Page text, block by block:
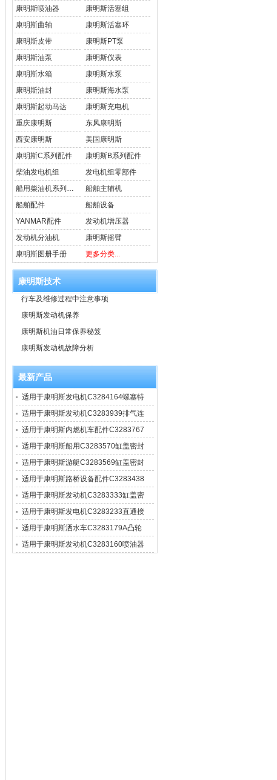
康明斯喷油器
康明斯活塞组
康明斯曲轴
康明斯活塞环
康明斯皮带
康明斯PT泵
康明斯油泵
康明斯仪表
康明斯水箱
康明斯水泵
康明斯油封
康明斯海水泵
康明斯起动马达
康明斯充电机
重庆康明斯
东风康明斯
西安康明斯
美国康明斯
康明斯C系列配件
康明斯B系列配件
柴油发电机组
发电机组零部件
船用柴油机系列配件
船舶主辅机
船舶配件
船舶设备
YANMAR配件
发动机增压器
发动机分油机
康明斯摇臂
康明斯图册手册
更多分类...
康明斯技术
行车及维修过程中注意事项
康明斯发动机保养
康明斯机油日常保养秘笈
康明斯发动机故障分析
最新产品
适用于康明斯发电机C3284164螺塞特
适用于康明斯发动机C3283939排气连
适用于康明斯内燃机车配件C3283767
适用于康明斯船用C3283570缸盖密封
适用于康明斯游艇C3283569缸盖密封
适用于康明斯路桥设备配件C3283438
适用于康明斯发动机C3283333缸盖密
适用于康明斯发电机C3283233直通接
适用于康明斯洒水车C3283179A凸轮
适用于康明斯发动机C3283160喷油器